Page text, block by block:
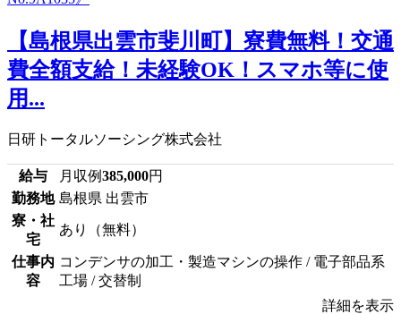
【島根県出雲市斐川町】寮費無料！交通
費全額支給！未経験OK！スマホ等に使
用...
日研トータルソーシング株式会社
給与 月収例385,000円
勤務地 島根県 出雲市
寮・社
宅
あり（無料）
仕事内
容
コンデンサの加工・製造マシンの操作 / 電子部品系
工場 / 交替制
詳細を表示